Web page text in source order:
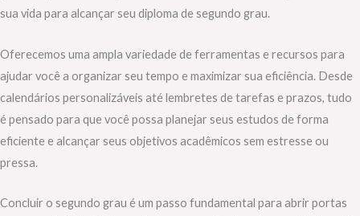
sua vida para alcançar seu diploma de segundo grau.
Oferecemos uma ampla variedade de ferramentas e recursos para
ajudar você a organizar seu tempo e maximizar sua eficiência. Desde
calendários personalizáveis até lembretes de tarefas e prazos, tudo
é pensado para que você possa planejar seus estudos de forma
eficiente e alcançar seus objetivos acadêmicos sem estresse ou
pressa.
Concluir o segundo grau é um passo fundamental para abrir portas